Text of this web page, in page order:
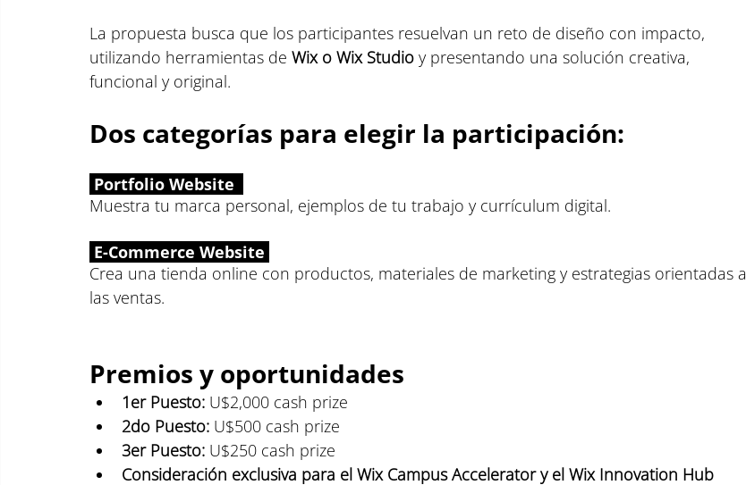
La propuesta busca que los participantes resuelvan un reto de diseño con impacto,
utilizando herramientas de Wix o Wix Studio y presentando una solución creativa,
funcional y original.
Dos categorías para elegir la participación:
Portfolio Website
Muestra tu marca personal, ejemplos de tu trabajo y currículum digital.
E-Commerce Website
Crea una tienda online con productos, materiales de marketing y estrategias orientadas a
las ventas.
Premios y oportunidades
1er Puesto: U$2,000 cash prize
2do Puesto: U$500 cash prize
3er Puesto: U$250 cash prize
Consideración exclusiva para el Wix Campus Accelerator y el Wix Innovation Hub